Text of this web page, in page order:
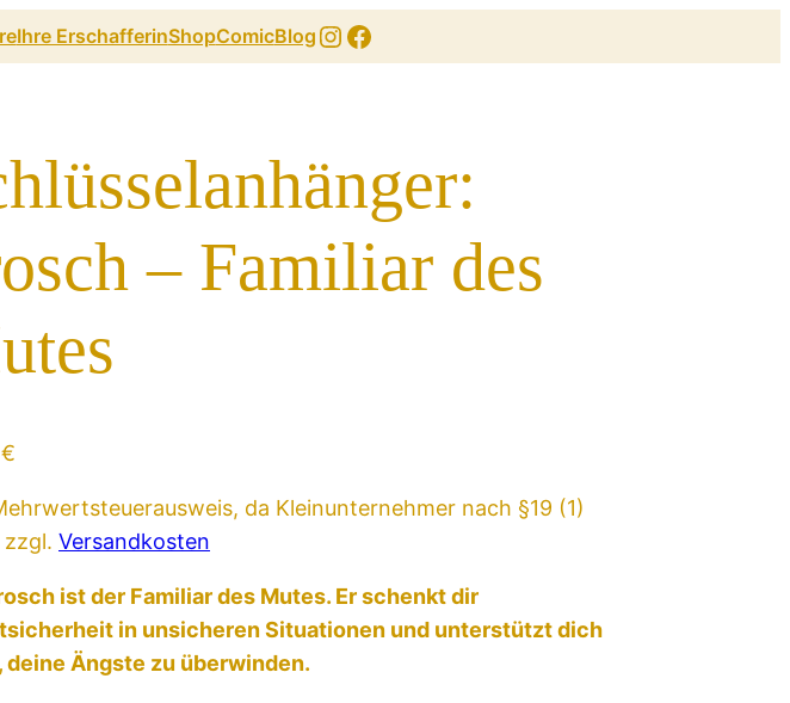
Ihre ErschafferinShopComicBlogInstagram
Facebook
– Familiar des
€
da Kleinunternehmer nach §19 (1)
zzgl. Versandkosten
ist der Familiar des Mutes. Er schenkt dir
in unsicheren Situationen und unterstützt dich
deine Ängste zu überwinden.